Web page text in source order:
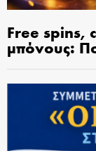
Free spins,
μπόνους: